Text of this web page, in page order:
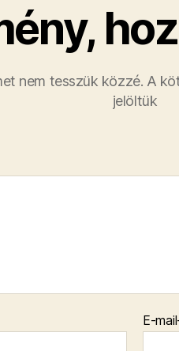
nem tesszük közzé. A
jelöltük
E-